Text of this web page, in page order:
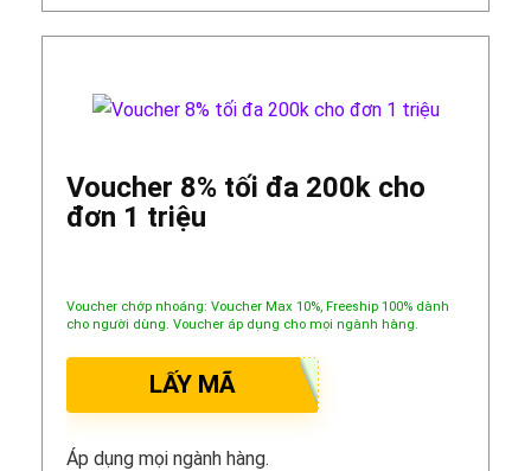
Voucher 8% tối đa 200k cho
đơn 1 triệu
Voucher chớp nhoáng: Voucher Max 10%, Freeship 100% dành
cho người dùng. Voucher áp dụng cho mọi ngành hàng.
LẤY MÃ
Áp dụng mọi ngành hàng.